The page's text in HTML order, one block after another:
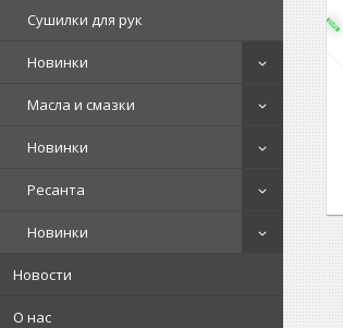
Сушилки для рук
Новинки
Масла и смазки
Новинки
Ресанта
Новинки
Новости
О нас